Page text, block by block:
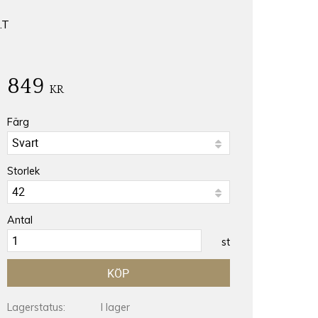
849 KR
Färg
Storlek
Antal
st
KÖP
Lagerstatus
I lager